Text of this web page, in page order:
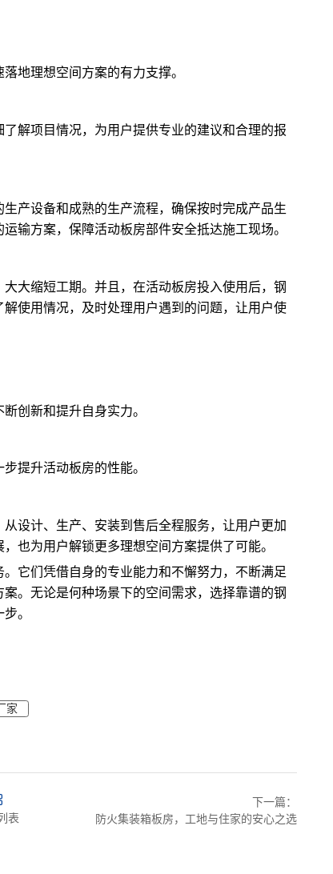
地理想空间方案的有力支撑。
解项目情况，为用户提供专业的建议和合理的报
产设备和成熟的生产流程，确保按时完成产品生
输方案，保障活动板房部件安全抵达施工现场。
大缩短工期。并且，在活动板房投入使用后，钢
使用情况，及时处理用户遇到的问题，让用户使
创新和提升自身实力。
提升活动板房的性能。
设计、生产、安装到售后全程服务，让用户更加
也为用户解锁更多理想空间方案提供了可能。
它们凭借自身的专业能力和不懈努力，不断满足
。无论是何种场景下的空间需求，选择靠谱的钢
。
家
表
下一篇：
防火集装箱板房，工地与住家的安心之选​